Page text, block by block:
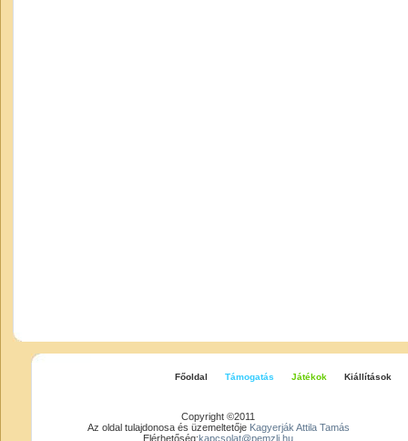
Főoldal Támogatás Játékok Kiállítások
Copyright ©2011
Az oldal tulajdonosa és üzemeltetője Kagyerják Attila Tamás
Elérhetőség:kapcsolat@pemzli.hu